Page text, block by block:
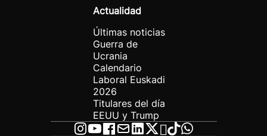
Actualidad
Últimas noticias
Guerra de
Ucrania
Calendario
Laboral Euskadi
2026
Titulares del día
EEUU y Trump